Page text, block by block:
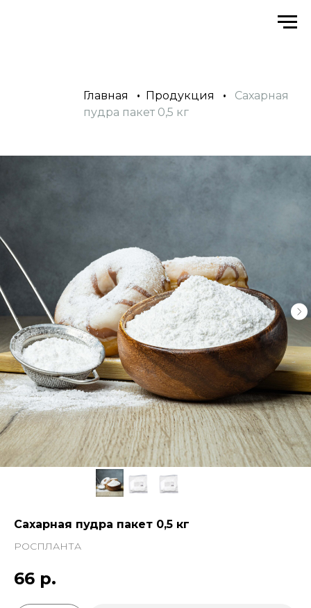
Главная • Продукция •
Сахарная
пудра пакет 0,5 кг
Сахарная пудра пакет 0,5 кг
РОСПЛАНТА
66 р.